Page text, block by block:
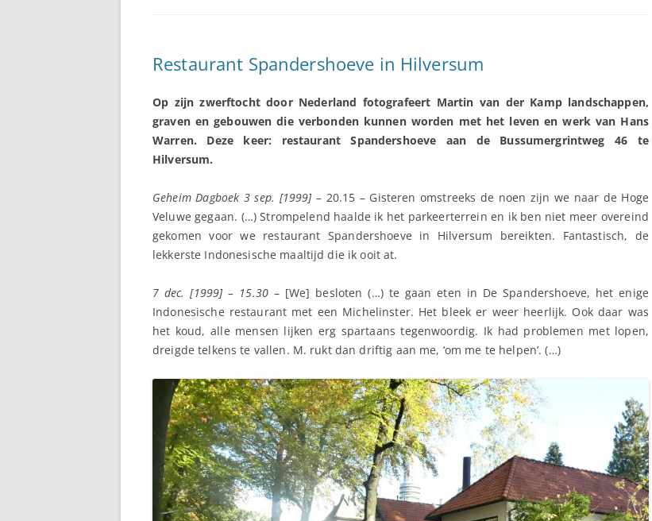
Restaurant Spandershoeve in Hilversum
Op zijn zwerftocht door Nederland fotografeert Martin van der Kamp landschappen,
graven en gebouwen die verbonden kunnen worden met het leven en werk van Hans
Warren. Deze keer: restaurant Spandershoeve aan de Bussumergrintweg 46 te
Hilversum.
Geheim Dagboek 3 sep. [1999]– 20.15 – Gisteren omstreeks de noen zijn we naar de Hoge
Veluwe gegaan. (…) Strompelend haalde ik het parkeerterrein en ik ben niet meer overeind
gekomen voor we restaurant Spandershoeve in Hilversum bereikten. Fantastisch, de
lekkerste Indonesische maaltijd die ik ooit at.
7 dec. [1999] – 15.30– [We] besloten (…) te gaan eten in De Spandershoeve, het enige
Indonesische restaurant met een Michelinster. Het bleek er weer heerlijk. Ook daar was
het koud, alle mensen lijken erg spartaans tegenwoordig. Ik had problemen met lopen,
dreigde telkens te vallen. M. rukt dan driftig aan me, ‘om me te helpen’. (…)